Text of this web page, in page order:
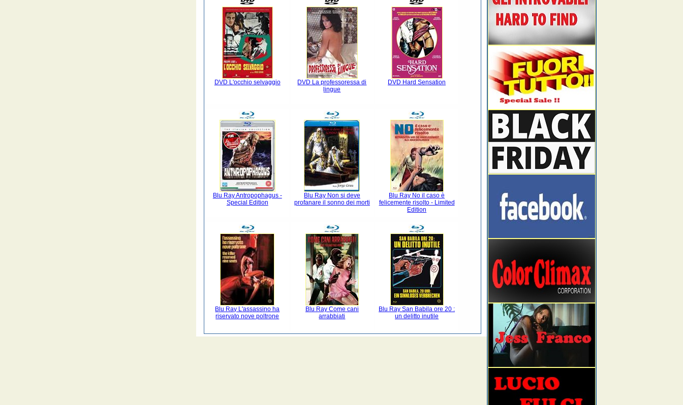
DVD L'occhio selvaggio
DVD La professoressa di
lingue
DVD Hard Sensation
Blu Ray Antropophagus -
Special Edition
Blu Ray Non si deve
profanare il sonno dei morti
Blu Ray No il caso è
felicemente risolto - Limited
Edition
Blu Ray L'assassino ha
riservato nove poltrone
Blu Ray Come cani
arrabbiati
Blu Ray San Babila ore 20 :
un delitto inutile